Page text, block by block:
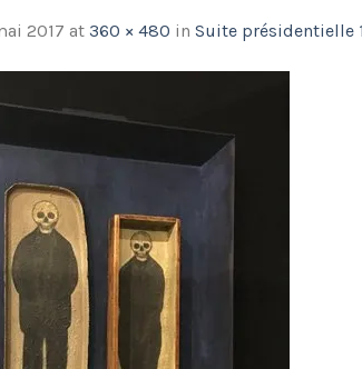
2017 at 360 × 480 in Suite présidentielle